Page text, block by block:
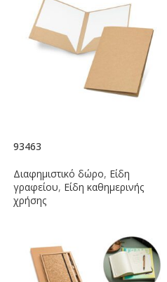
93463
Διαφημιστικό δώρο, Είδη
γραφείου, Είδη καθημερινής
χρήσης